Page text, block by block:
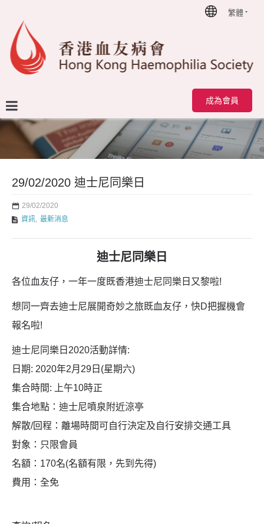
繁體
成為會員
29/02/2020 迪士尼同樂日
29/02/2020
資訊, 最新消息
迪士尼同樂日
各位血友仔，一年一度既香港迪士尼同樂日又黎啦!
想同一齊去迪士尼展開奇妙之旅既血友仔，快D把握機會
報名啦!
迪士尼同樂日2020活動詳情:
日期: 2020年2月29日(星期六)
集合時間: 上午10時正
集合地點：迪士尼噴泉附近涼亭
解散/回程：離場時間可自行決定及自行安排交通工具
對象：只限會員
名額：170名(名額有限，先到先得)
費用：全免